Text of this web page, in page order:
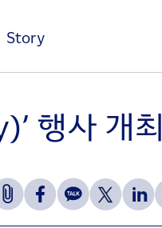
Story
행사 개최